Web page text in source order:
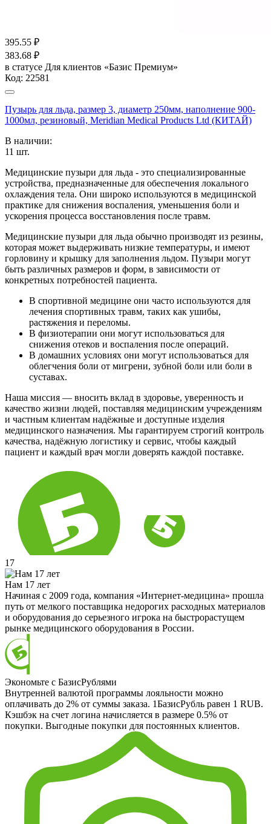
395.55 ₽
383.68 ₽
в статусе Для клиентов «Базис Премиум»
Код: 22581
Пузырь для льда, размер 3, диаметр 250мм, наполнение 900-
1000мл, резиновый, Meridian Medical Products Ltd (КИТАЙ)
В наличии:
11 шт.
Медицинские пузыри для льда - это специализированные
устройства, предназначенные для обеспечения локального
охлаждения тела. Они широко используются в медицинской
практике для снижения воспаления, уменьшения боли и
ускорения процесса восстановления после травм.
Медицинские пузыри для льда обычно производят из резины,
которая может выдерживать низкие температуры, и имеют
горловину и крышку для заполнения льдом. Пузыри могут
быть различных размеров и форм, в зависимости от
конкретных потребностей пациента.
В спортивной медицине они часто используются для
лечения спортивных травм, таких как ушибы,
растяжения и переломы.
В физиотерапии они могут использоваться для
снижения отеков и воспаления после операций.
В домашних условиях они могут использоваться для
облегчения боли от мигрени, зубной боли или боли в
суставах.
Наша миссия — вносить вклад в здоровье, уверенность и
качество жизни людей, поставляя медицинским учреждениям
и частным клиентам надёжные и доступные изделия
медицинского назначения. Мы гарантируем строгий контроль
качества, надёжную логистику и сервис, чтобы каждый
пациент и каждый врач могли доверять каждой поставке.
17
Нам 17 лет
Начиная с 2009 года, компания «Интернет-медицина» прошла
путь от мелкого поставщика недорогих расходных материалов
и оборудования до серьезного игрока на быстрорастущем
рынке медицинского оборудования в России.
Экономьте с БазисРублями
Внутренней валютой программы лояльности можно
оплачивать до 2% от суммы заказа. 1БазисРубль равен 1 RUB.
Кэшбэк на счет логина начисляется в размере 0.5% от
покупки. Выгодные покупки для постоянных клиентов.